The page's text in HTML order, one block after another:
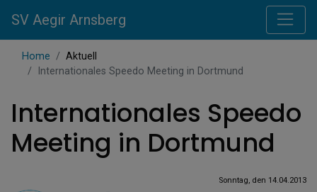
SV Aegir Arnsberg
Home
Aktuell
Internationales Speedo Meeting in Dortmund
Internationales Speedo
Meeting in Dortmund
Sonntag, den 14.04.2013